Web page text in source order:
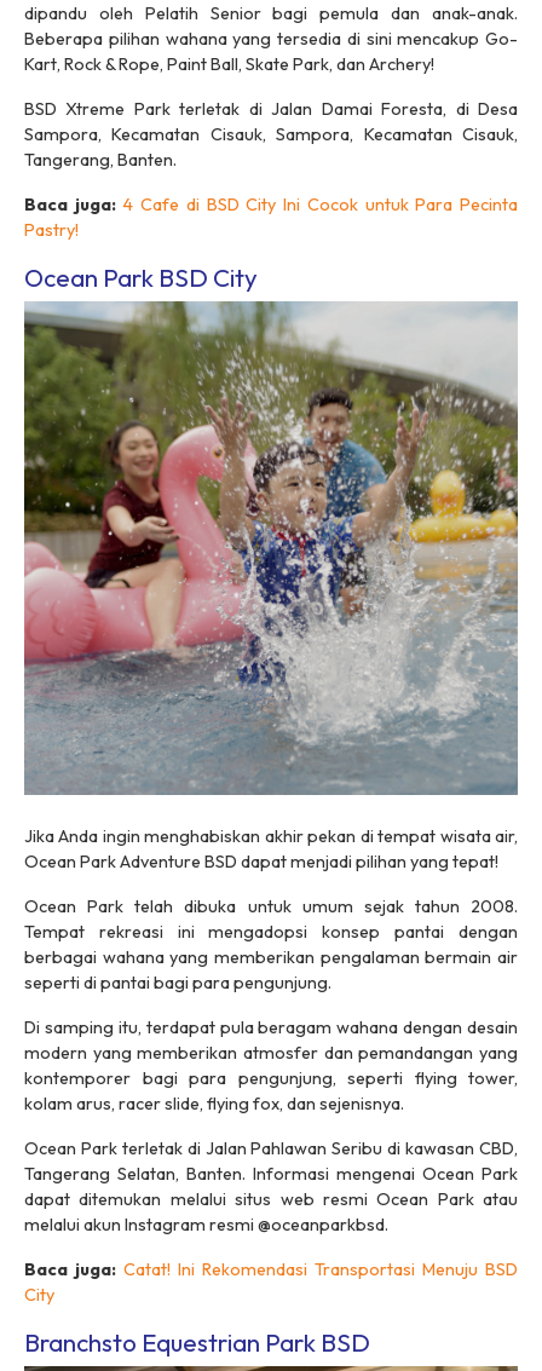
dipandu oleh Pelatih Senior bagi pemula dan anak-anak.
Beberapa pilihan wahana yang tersedia di sini mencakup Go-
Kart, Rock & Rope, Paint Ball, Skate Park, dan Archery!
BSD Xtreme Park terletak di Jalan Damai Foresta, di Desa
Sampora, Kecamatan Cisauk, Sampora, Kecamatan Cisauk,
Tangerang, Banten.
Baca juga: 4 Cafe di BSD City Ini Cocok untuk Para Pecinta
Pastry!
Ocean Park BSD City
Jika Anda ingin menghabiskan akhir pekan di tempat wisata air,
Ocean Park Adventure BSD dapat menjadi pilihan yang tepat!
Ocean Park telah dibuka untuk umum sejak tahun 2008.
Tempat rekreasi ini mengadopsi konsep pantai dengan
berbagai wahana yang memberikan pengalaman bermain air
seperti di pantai bagi para pengunjung.
Di samping itu, terdapat pula beragam wahana dengan desain
modern yang memberikan atmosfer dan pemandangan yang
kontemporer bagi para pengunjung, seperti flying tower,
kolam arus, racer slide, flying fox, dan sejenisnya.
Ocean Park terletak di Jalan Pahlawan Seribu di kawasan CBD,
Tangerang Selatan, Banten. Informasi mengenai Ocean Park
dapat ditemukan melalui situs web resmi Ocean Park atau
melalui akun Instagram resmi @oceanparkbsd.
Baca juga: Catat! Ini Rekomendasi Transportasi Menuju BSD
City
Branchsto Equestrian Park BSD